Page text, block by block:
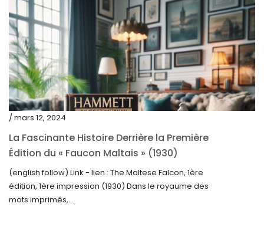
octobre 2023
septembre 2023
août 2023
juillet 2023
juin 2023
mai 2023
avril 2023
mars 2023
février 2023
janvier 2023
/ mars 12, 2024
La Fascinante Histoire Derrière la Première
Édition du « Faucon Maltais » (1930)
(english follow) Link - lien : The Maltese Falcon, 1ère
édition, 1ère impression (1930) Dans le royaume des
mots imprimés,...